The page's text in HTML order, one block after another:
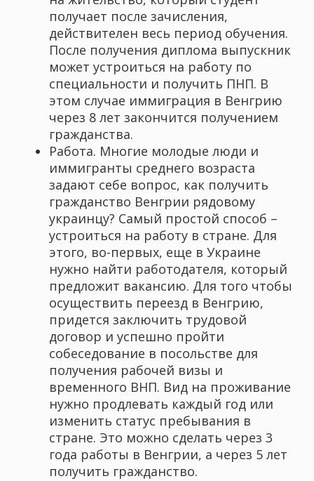
получает после зачисления,
действителен весь период обучения.
После получения диплома выпускник
может устроиться на работу по
специальности и получить ПНП. В
этом случае иммиграция в Венгрию
через 8 лет закончится получением
гражданства.
Работа. Многие молодые люди и
иммигранты среднего возраста
задают себе вопрос, как получить
гражданство Венгрии рядовому
украинцу? Самый простой способ –
устроиться на работу в стране. Для
этого, во-первых, еще в Украине
нужно найти работодателя, который
предложит вакансию. Для того чтобы
осуществить переезд в Венгрию,
придется заключить трудовой
договор и успешно пройти
собеседование в посольстве для
получения рабочей визы и
временного ВНП. Вид на проживание
нужно продлевать каждый год или
изменить статус пребывания в
стране. Это можно сделать через 3
года работы в Венгрии, а через 5 лет
получить гражданство.